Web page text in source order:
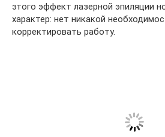
этого эффект лазерной эпиляции
характер: нет никакой
корректировать работу.